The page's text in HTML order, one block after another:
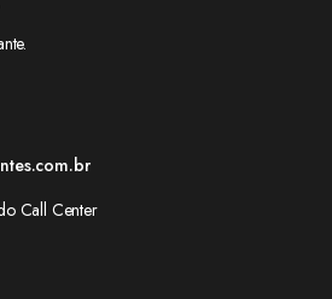
Call Center